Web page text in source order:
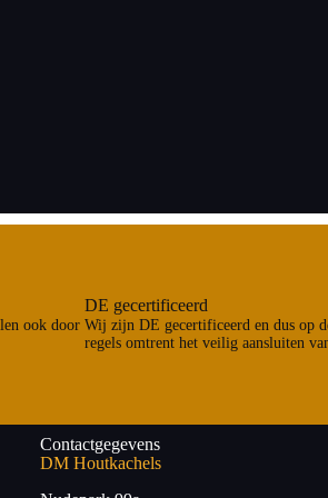
ook door
DE gecertificeerd
Wij zijn DE gecertificeerd en dus op
regels omtrent het veilig aansluiten
Contactgegevens
DM Houtkachels